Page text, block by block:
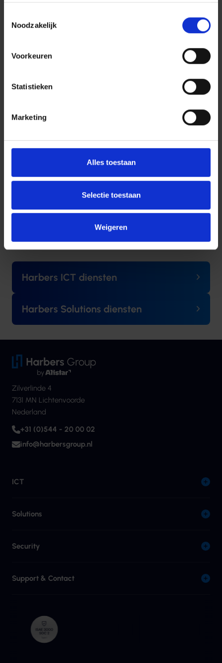
Noodzakelijk
Voorkeuren
Statistieken
Marketing
Alles toestaan
Selectie toestaan
Weigeren
Of bel of mail naar
info@harbersgroup.nl
Andere categorieën
Harbers ICT diensten
Harbers Solutions diensten
Zilverlinde 4
7131 MN Lichtenvoorde
Nederland
+31 (0)544 - 20 00 02
info@harbersgroup.nl
ICT
Solutions
Security
Support & Contact